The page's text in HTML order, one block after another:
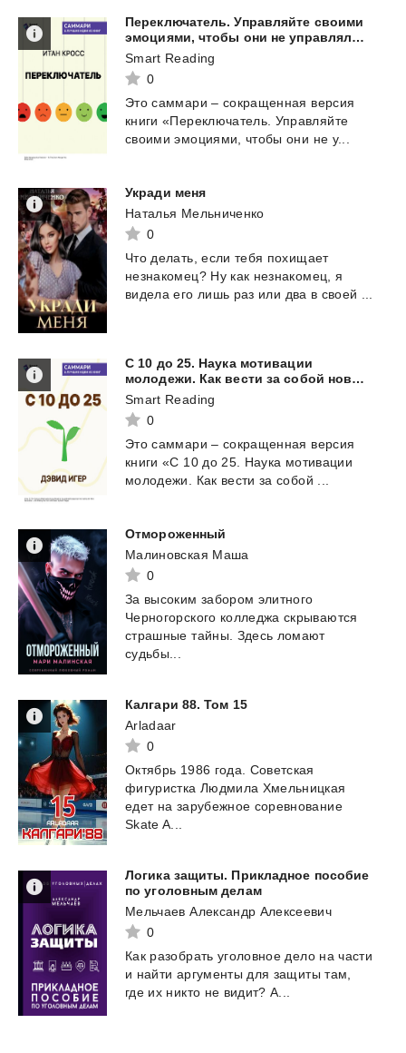
Переключатель. Управляйте своими
эмоциями, чтобы они не управляли вами. Итан Кросс. Саммари
Smart Reading
0
Это саммари – сокращенная версия
книги «Переключатель. Управляйте
своими эмоциями, чтобы они не у...
Укради меня
Наталья Мельниченко
0
Что делать, если тебя похищает
незнакомец? Ну как незнакомец, я
видела его лишь раз или два в своей ...
С 10 до 25. Наука мотивации
молодежи. Как вести за собой новое поколение и облегчить себе жизнь. Дэвид Игер. Саммари
Smart Reading
0
Это саммари – сокращенная версия
книги «С 10 до 25. Наука мотивации
молодежи. Как вести за собой ...
Отмороженный
Малиновская Маша
0
За высоким забором элитного
Черногорского колледжа скрываются
страшные тайны. Здесь ломают
судьбы...
Калгари 88. Том 15
Arladaar
0
Октябрь 1986 года. Советская
фигуристка Людмила Хмельницкая
едет на зарубежное соревнование
Skate A...
Логика защиты. Прикладное пособие
по уголовным делам
Мельчаев Александр Алексеевич
0
Как разобрать уголовное дело на части
и найти аргументы для защиты там,
где их никто не видит? А...